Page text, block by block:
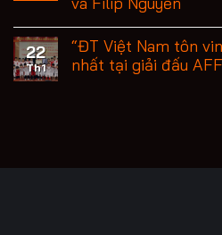
22
Th1
“ĐT Việt Nam tôn
nhất tại giải đấu